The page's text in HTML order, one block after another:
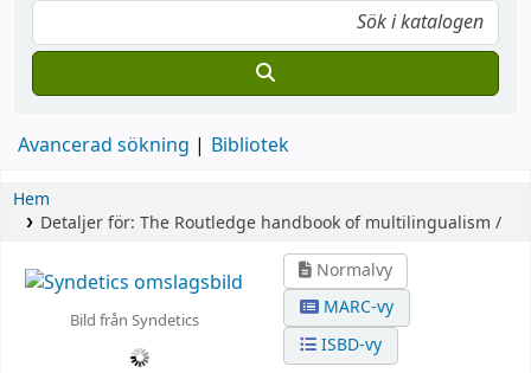
Avancerad sökning Bibliotek
Hem
Detaljer för: The Routledge handbook of multilingualism /
Bild från Syndetics
Normalvy
MARC-vy
ISBD-vy